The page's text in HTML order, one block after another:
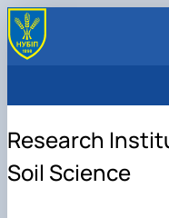
Research
Soil Science